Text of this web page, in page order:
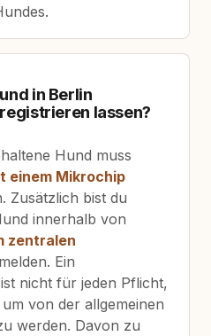
in Berlin
lassen?
Hund muss
einem Mikrochip
Zusätzlich bist du
innerhalb von
zentralen
Ein
nicht für jeden Pflicht,
von der allgemeinen
werden. Davon zu